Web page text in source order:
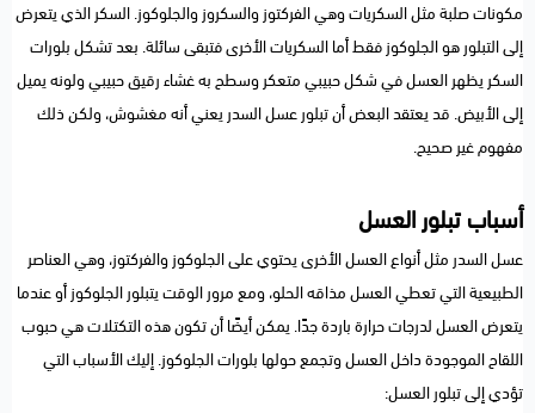
مكونات صلبة مثل السكريات وهي الفركتوز والسكروز والجلوكوز. السكر الذي يتعرض
إلى التبلور هو الجلوكوز فقط أما السكريات الأخرى فتبقى سائلة. بعد تشكل بلورات
السكر يظهر العسل في شكل حبيبي متعكر وسطح به غشاء رقيق حبيبي ولونه يميل
إلى الأبيض. قد يعتقد البعض أن تبلور عسل السدر يعني أنه مغشوش، ولكن ذلك
مفهوم غير صحيح.
أسباب تبلور العسل
عسل السدر مثل أنواع العسل الأخرى يحتوي على الجلوكوز والفركتوز، وهي العناصر
الطبيعية التي تعطي العسل مذاقه الحلو، ومع مرور الوقت يتبلور الجلوكوز أو عندما
يتعرض العسل لدرجات حرارة باردة جدًا. يمكن أيضًا أن تكون هذه التكتلات هي حبوب
اللقاح الموجودة داخل العسل وتجمع حولها بلورات الجلوكوز. إليك الأسباب التي
تؤدي إلى تبلور العسل: